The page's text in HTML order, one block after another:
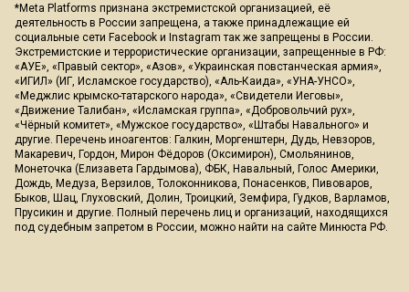
*Meta Platforms признана экстремистской организацией, её
деятельность в России запрещена, а также принадлежащие ей
социальные сети Facebook и Instagram так же запрещены в России.
Экстремистские и террористические организации, запрещенные в РФ:
«АУЕ», «Правый сектор», «Азов», «Украинская повстанческая армия»,
«ИГИЛ» (ИГ, Исламское государство), «Аль-Каида», «УНА-УНСО»,
«Меджлис крымско-татарского народа», «Свидетели Иеговы»,
«Движение Талибан», «Исламская группа», «Добровольчий рух»,
«Чёрный комитет», «Мужское государство», «Штабы Навального» и
другие. Перечень иноагентов: Галкин, Моргенштерн, Дудь, Невзоров,
Макаревич, Гордон, Мирон Фёдоров (Оксимирон), Смольянинов,
Монеточка (Елизавета Гардымова), ФБК, Навальный, Голос Америки,
Дождь, Медуза, Верзилов, Толоконникова, Понасенков, Пивоваров,
Быков, Шац, Глуховский, Долин, Троицкий, Земфира, Гудков, Варламов,
Прусикин и другие. Полный перечень лиц и организаций, находящихся
под судебным запретом в России, можно найти на сайте Минюста РФ.